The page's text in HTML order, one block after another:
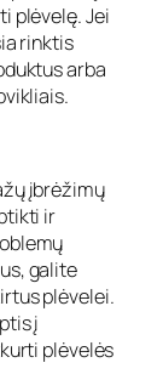
plėvelę. Jei
rinktis
arba
įbrėžimų
ir
galite
plėvelei.
į
plėvelės